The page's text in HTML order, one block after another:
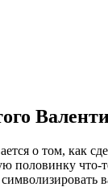
о том, как
половинку